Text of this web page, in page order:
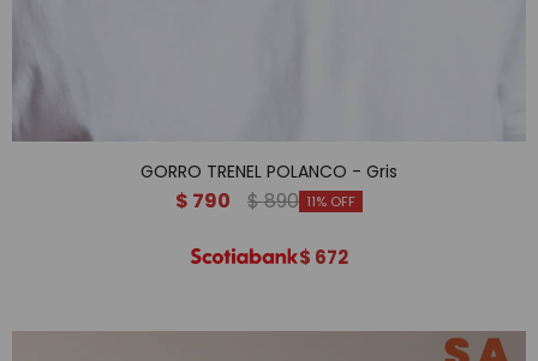
GORRO TRENEL POLANCO - Gris
$ 790 $890 11
$ 672